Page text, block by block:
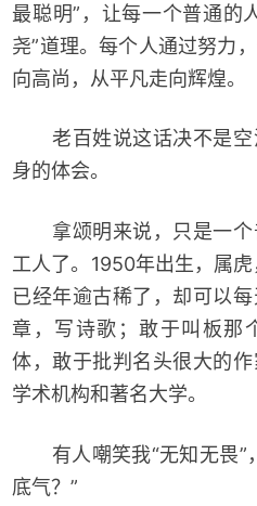
最聪明”，让每一个普通的
尧”道理。每个人通过努力
向高尚，从平凡走向辉煌。
老百姓说这话决不是空
身的体会。
拿颂明来说，只是一个
工人了。1950年出生，属
已经年逾古稀了，却可以
章，写诗歌；敢于叫板那
体，敢于批判名头很大的
学术机构和著名大学。
有人嘲笑我“无知无畏”
底气？”